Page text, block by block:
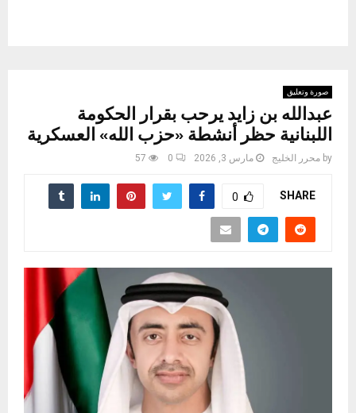
صورة وتعليق
عبدالله بن زايد يرحب بقرار الحكومة
اللبنانية حظر أنشطة «حزب الله» العسكرية
by محرر الخليج مارس 3, 2026 0
57
SHARE
0